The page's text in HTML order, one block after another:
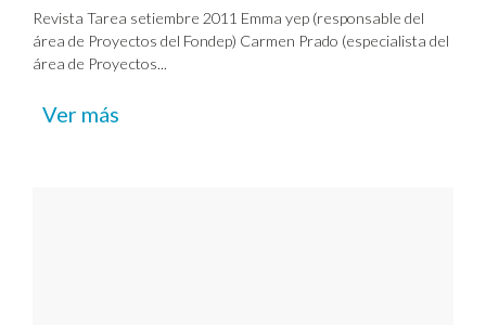
Revista Tarea setiembre 2011 Emma yep (responsable del
área de Proyectos del Fondep) Carmen Prado (especialista del
área de Proyectos...
Ver más